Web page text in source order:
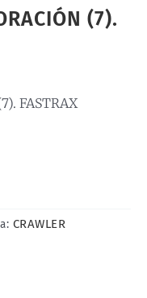
(7).
FASTRAX
CRAWLER